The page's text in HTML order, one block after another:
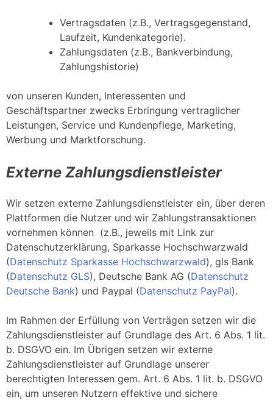
Vertragsdaten (z.B., Vertragsgegenstand,
Laufzeit, Kundenkategorie).
Zahlungsdaten (z.B., Bankverbindung,
Zahlungshistorie)
von unseren Kunden, Interessenten und
Geschäftspartner zwecks Erbringung vertraglicher
Leistungen, Service und Kundenpflege, Marketing,
Werbung und Marktforschung.
Externe Zahlungsdienstleister
Wir setzen externe Zahlungsdienstleister ein, über deren
Plattformen die Nutzer und wir Zahlungstransaktionen
vornehmen können (z.B., jeweils mit Link zur
Datenschutzerklärung, Sparkasse Hochschwarzwald
(Datenschutz Sparkasse Hochschwarzwald), gls Bank
(Datenschutz GLS), Deutsche Bank AG (Datenschutz
Deutsche Bank) und Paypal (Datenschutz PayPal).
Im Rahmen der Erfüllung von Verträgen setzen wir die
Zahlungsdienstleister auf Grundlage des Art. 6 Abs. 1 lit.
b. DSGVO ein. Im Übrigen setzen wir externe
Zahlungsdienstleister auf Grundlage unserer
berechtigten Interessen gem. Art. 6 Abs. 1 lit. b. DSGVO
ein, um unseren Nutzern effektive und sichere